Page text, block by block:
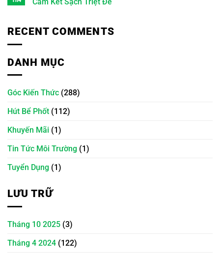
RECENT COMMENTS
DANH MỤC
Góc Kiến Thức (288)
Hút Bể Phốt (112)
Khuyến Mãi (1)
Tin Tức Môi Trường (1)
Tuyển Dụng (1)
LƯU TRỮ
Tháng 10 2025 (3)
Tháng 4 2024 (122)